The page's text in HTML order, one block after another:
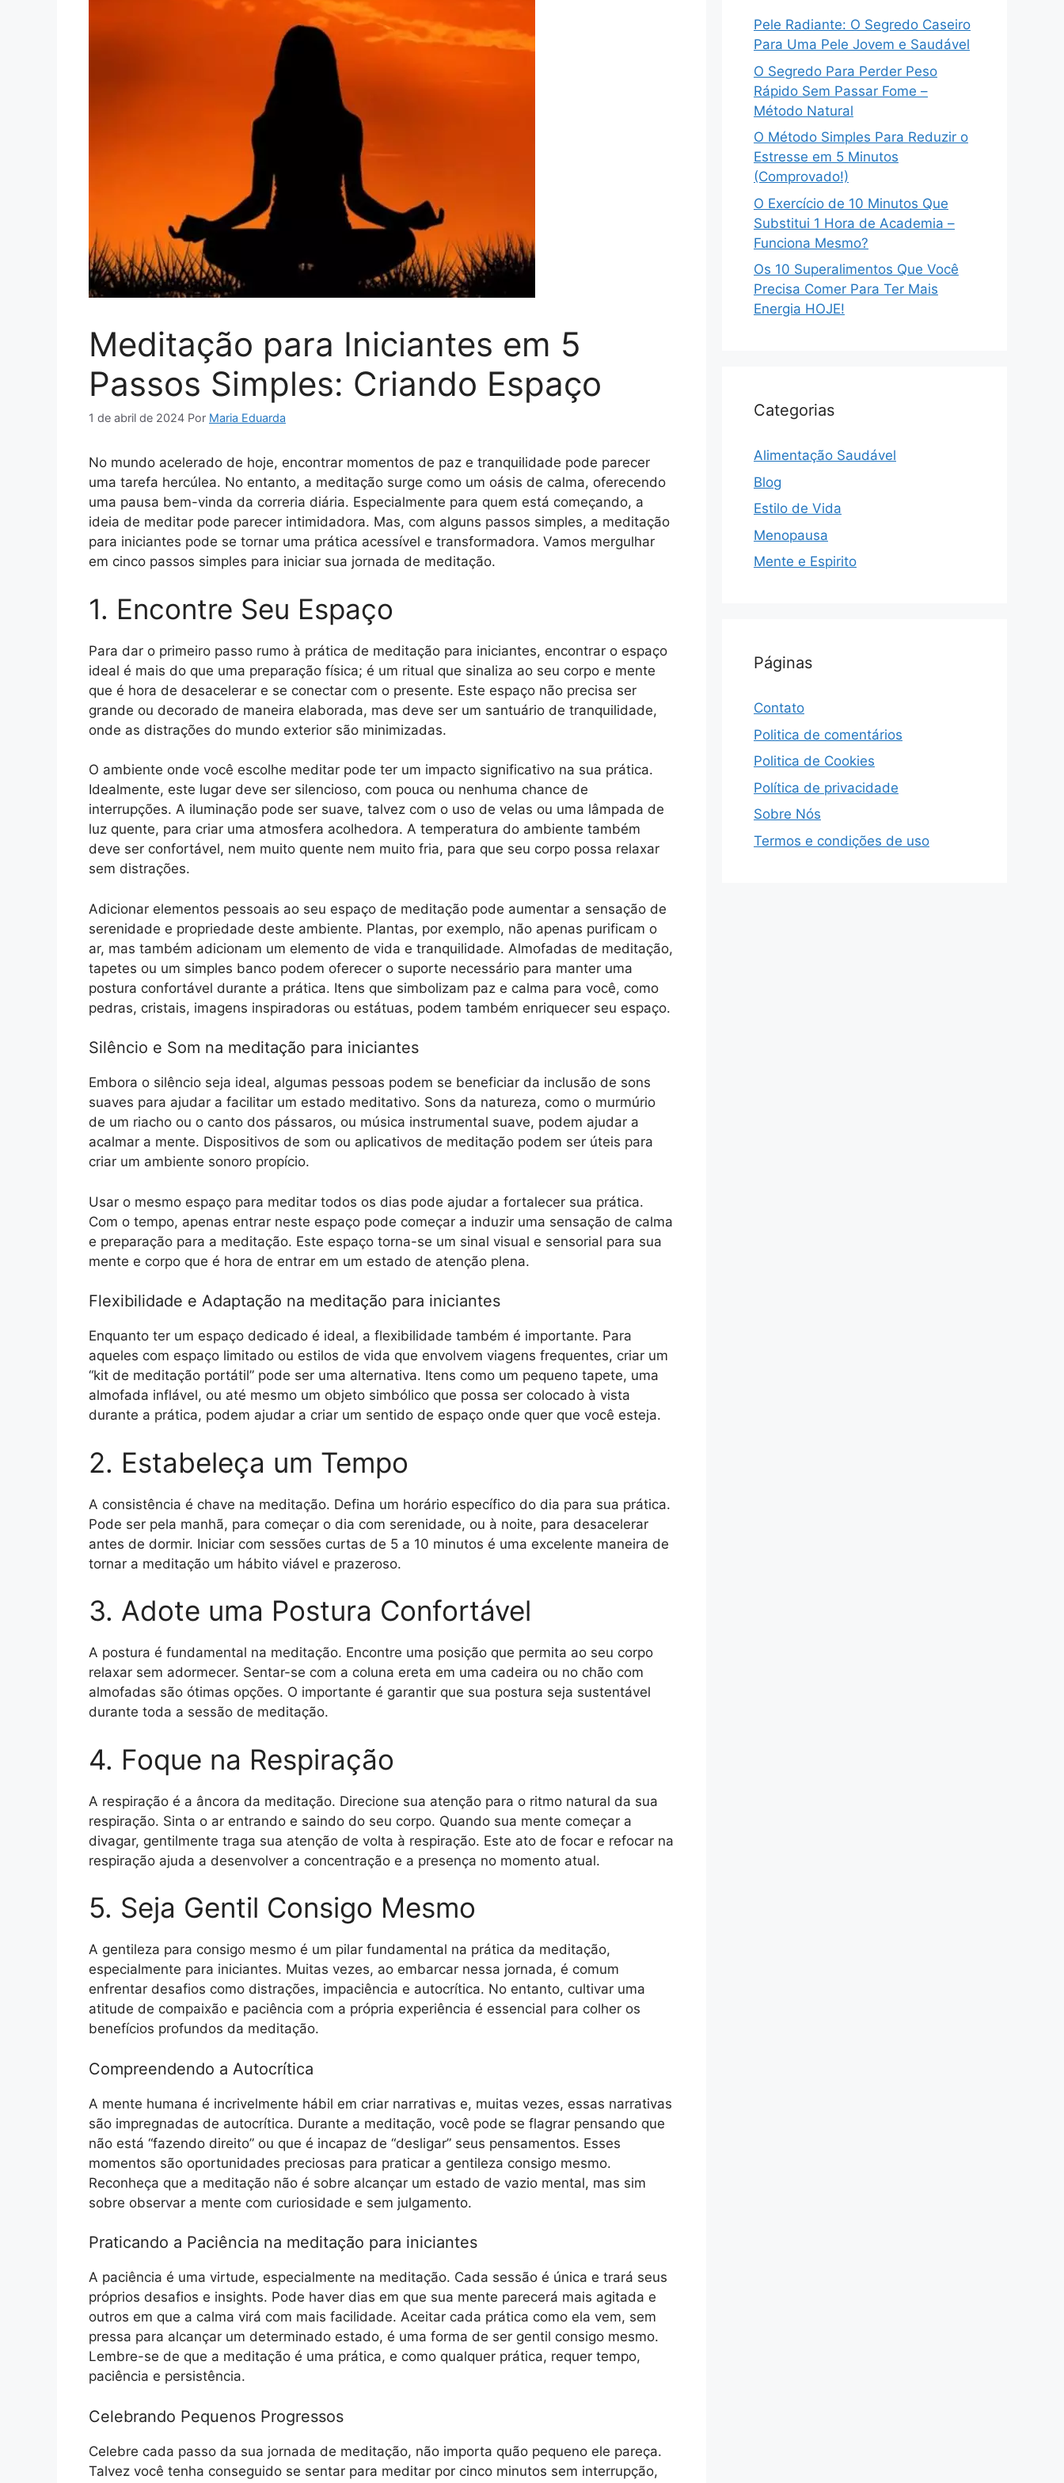
Meditação para Iniciantes em 5
Passos Simples: Criando Espaço
1 de abril de 2024 Por Maria Eduarda
No mundo acelerado de hoje, encontrar momentos de paz e tranquilidade pode parecer
uma tarefa hercúlea. No entanto, a meditação surge como um oásis de calma, oferecendo
uma pausa bem-vinda da correria diária. Especialmente para quem está começando, a
ideia de meditar pode parecer intimidadora. Mas, com alguns passos simples, a meditação
para iniciantes pode se tornar uma prática acessível e transformadora. Vamos mergulhar
em cinco passos simples para iniciar sua jornada de meditação.
1. Encontre Seu Espaço
Para dar o primeiro passo rumo à prática de meditação para iniciantes, encontrar o espaço
ideal é mais do que uma preparação física; é um ritual que sinaliza ao seu corpo e mente
que é hora de desacelerar e se conectar com o presente. Este espaço não precisa ser
grande ou decorado de maneira elaborada, mas deve ser um santuário de tranquilidade,
onde as distrações do mundo exterior são minimizadas.
O ambiente onde você escolhe meditar pode ter um impacto significativo na sua prática.
Idealmente, este lugar deve ser silencioso, com pouca ou nenhuma chance de
interrupções. A iluminação pode ser suave, talvez com o uso de velas ou uma lâmpada de
luz quente, para criar uma atmosfera acolhedora. A temperatura do ambiente também
deve ser confortável, nem muito quente nem muito fria, para que seu corpo possa relaxar
sem distrações.
Adicionar elementos pessoais ao seu espaço de meditação pode aumentar a sensação de
serenidade e propriedade deste ambiente. Plantas, por exemplo, não apenas purificam o
ar, mas também adicionam um elemento de vida e tranquilidade. Almofadas de meditação,
tapetes ou um simples banco podem oferecer o suporte necessário para manter uma
postura confortável durante a prática. Itens que simbolizam paz e calma para você, como
pedras, cristais, imagens inspiradoras ou estátuas, podem também enriquecer seu espaço.
Silêncio e Som na meditação para iniciantes
Embora o silêncio seja ideal, algumas pessoas podem se beneficiar da inclusão de sons
suaves para ajudar a facilitar um estado meditativo. Sons da natureza, como o murmúrio
de um riacho ou o canto dos pássaros, ou música instrumental suave, podem ajudar a
acalmar a mente. Dispositivos de som ou aplicativos de meditação podem ser úteis para
criar um ambiente sonoro propício.
Usar o mesmo espaço para meditar todos os dias pode ajudar a fortalecer sua prática.
Com o tempo, apenas entrar neste espaço pode começar a induzir uma sensação de calma
e preparação para a meditação. Este espaço torna-se um sinal visual e sensorial para sua
mente e corpo que é hora de entrar em um estado de atenção plena.
Flexibilidade e Adaptação na meditação para iniciantes
Enquanto ter um espaço dedicado é ideal, a flexibilidade também é importante. Para
aqueles com espaço limitado ou estilos de vida que envolvem viagens frequentes, criar um
“kit de meditação portátil” pode ser uma alternativa. Itens como um pequeno tapete, uma
almofada inflável, ou até mesmo um objeto simbólico que possa ser colocado à vista
durante a prática, podem ajudar a criar um sentido de espaço onde quer que você esteja.
2. Estabeleça um Tempo
A consistência é chave na meditação. Defina um horário específico do dia para sua prática.
Pode ser pela manhã, para começar o dia com serenidade, ou à noite, para desacelerar
antes de dormir. Iniciar com sessões curtas de 5 a 10 minutos é uma excelente maneira de
tornar a meditação um hábito viável e prazeroso.
3. Adote uma Postura Confortável
A postura é fundamental na meditação. Encontre uma posição que permita ao seu corpo
relaxar sem adormecer. Sentar-se com a coluna ereta em uma cadeira ou no chão com
almofadas são ótimas opções. O importante é garantir que sua postura seja sustentável
durante toda a sessão de meditação.
4. Foque na Respiração
A respiração é a âncora da meditação. Direcione sua atenção para o ritmo natural da sua
respiração. Sinta o ar entrando e saindo do seu corpo. Quando sua mente começar a
divagar, gentilmente traga sua atenção de volta à respiração. Este ato de focar e refocar na
respiração ajuda a desenvolver a concentração e a presença no momento atual.
5. Seja Gentil Consigo Mesmo
A gentileza para consigo mesmo é um pilar fundamental na prática da meditação,
especialmente para iniciantes. Muitas vezes, ao embarcar nessa jornada, é comum
enfrentar desafios como distrações, impaciência e autocrítica. No entanto, cultivar uma
atitude de compaixão e paciência com a própria experiência é essencial para colher os
benefícios profundos da meditação.
Compreendendo a Autocrítica
A mente humana é incrivelmente hábil em criar narrativas e, muitas vezes, essas narrativas
são impregnadas de autocrítica. Durante a meditação, você pode se flagrar pensando que
não está “fazendo direito” ou que é incapaz de “desligar” seus pensamentos. Esses
momentos são oportunidades preciosas para praticar a gentileza consigo mesmo.
Reconheça que a meditação não é sobre alcançar um estado de vazio mental, mas sim
sobre observar a mente com curiosidade e sem julgamento.
Praticando a Paciência na meditação para iniciantes
A paciência é uma virtude, especialmente na meditação. Cada sessão é única e trará seus
próprios desafios e insights. Pode haver dias em que sua mente parecerá mais agitada e
outros em que a calma virá com mais facilidade. Aceitar cada prática como ela vem, sem
pressa para alcançar um determinado estado, é uma forma de ser gentil consigo mesmo.
Lembre-se de que a meditação é uma prática, e como qualquer prática, requer tempo,
paciência e persistência.
Celebrando Pequenos Progressos
Celebre cada passo da sua jornada de meditação, não importa quão pequeno ele pareça.
Talvez você tenha conseguido se sentar para meditar por cinco minutos sem interrupção,
Pele Radiante: O Segredo Caseiro
Para Uma Pele Jovem e Saudável
O Segredo Para Perder Peso
Rápido Sem Passar Fome –
Método Natural
O Método Simples Para Reduzir o
Estresse em 5 Minutos
(Comprovado!)
O Exercício de 10 Minutos Que
Substitui 1 Hora de Academia –
Funciona Mesmo?
Os 10 Superalimentos Que Você
Precisa Comer Para Ter Mais
Energia HOJE!
Categorias
Alimentação Saudável
Blog
Estilo de Vida
Menopausa
Mente e Espirito
Páginas
Contato
Politica de comentários
Politica de Cookies
Política de privacidade
Sobre Nós
Termos e condições de uso